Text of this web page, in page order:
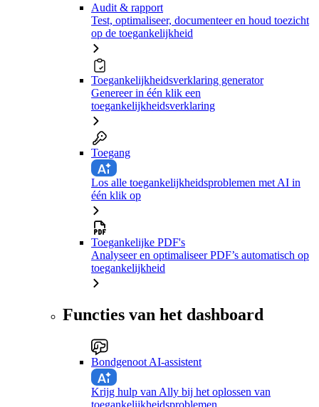
Audit & rapport
Test, optimaliseer, documenteer en houd toezicht
op de toegankelijkheid
Toegankelijkheidsverklaring generator
Genereer in één klik een
toegankelijkheidsverklaring
Toegang
Los alle toegankelijkheidsproblemen met AI in
één klik op
Toegankelijke PDF's
Analyseer en optimaliseer PDF’s automatisch op
toegankelijkheid
Functies van het dashboard
Bondgenoot AI-assistent
Krijg hulp van Ally bij het oplossen van